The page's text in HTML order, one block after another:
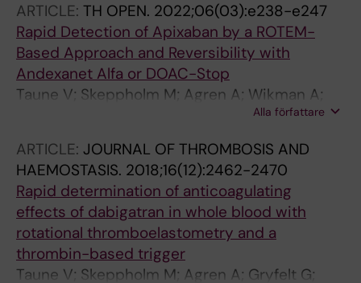
ARTICLE: TH OPEN. 2022;06(03):e238-e247
Rapid Detection of Apixaban by a ROTEM-
Based Approach and Reversibility with
Andexanet Alfa or DOAC-Stop
Taune V; Skeppholm M; Agren A; Wikman A;
Alla författare
ARTICLE: JOURNAL OF THROMBOSIS AND
HAEMOSTASIS. 2018;16(12):2462-2470
Rapid determination of anticoagulating
effects of dabigatran in whole blood with
rotational thromboelastometry and a
thrombin-based trigger
Taune V; Skeppholm M; Agren A; Gryfelt G;